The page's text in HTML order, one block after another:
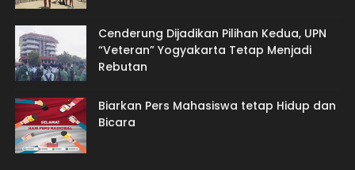
Cenderung Dijadikan Pilihan Kedua, UPN
“Veteran” Yogyakarta Tetap Menjadi
Rebutan
Biarkan Pers Mahasiswa tetap Hidup dan
Bicara